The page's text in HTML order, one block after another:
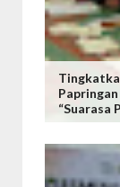
“Suarasa